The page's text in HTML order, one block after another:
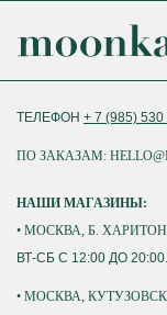
ТЕЛЕФОН + 7 (985) 530
ПО ЗАКАЗАМ:
НАШИ МАГАЗИНЫ:
• МОСКВА, Б.
ВТ-СБ С 12:00 ДО
• МОСКВА,